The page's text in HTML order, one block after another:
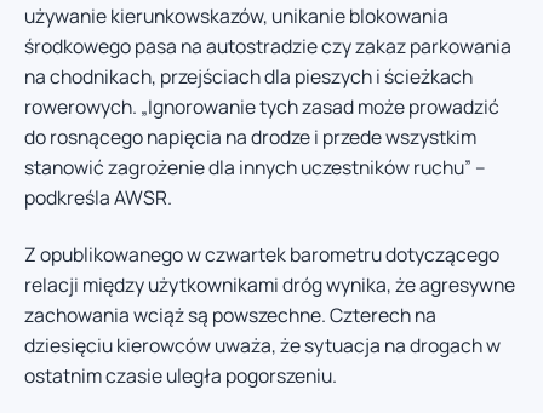
używanie kierunkowskazów, unikanie blokowania
środkowego pasa na autostradzie czy zakaz parkowania
na chodnikach, przejściach dla pieszych i ścieżkach
rowerowych. „Ignorowanie tych zasad może prowadzić
do rosnącego napięcia na drodze i przede wszystkim
stanowić zagrożenie dla innych uczestników ruchu” –
podkreśla AWSR.
Z opublikowanego w czwartek barometru dotyczącego
relacji między użytkownikami dróg wynika, że agresywne
zachowania wciąż są powszechne. Czterech na
dziesięciu kierowców uważa, że sytuacja na drogach w
ostatnim czasie uległa pogorszeniu.